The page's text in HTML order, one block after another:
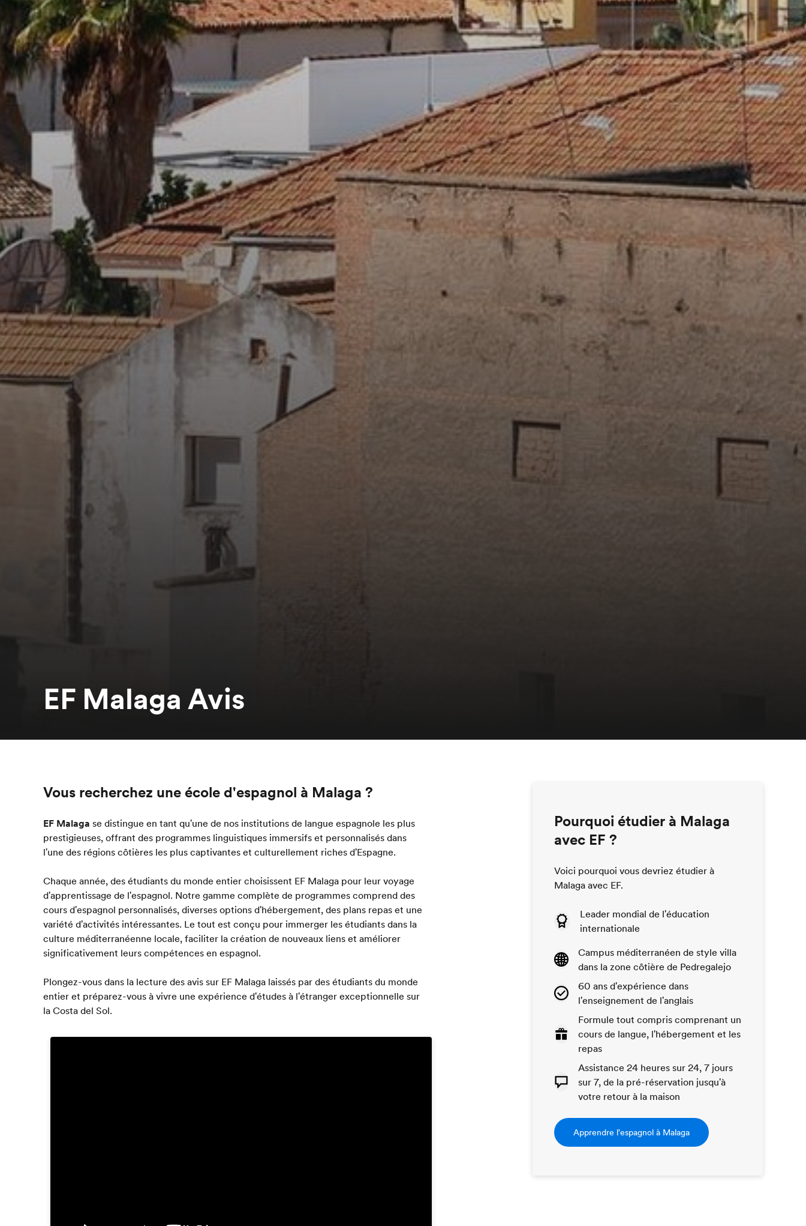
EF Malaga Avis
Vous recherchez une école d'espagnol à Malaga ?
EF Malaga se distingue en tant qu'une de nos institutions de langue espagnole les plus
prestigieuses, offrant des programmes linguistiques immersifs et personnalisés dans
l'une des régions côtières les plus captivantes et culturellement riches d'Espagne.
Chaque année, des étudiants du monde entier choisissent EF Malaga pour leur voyage
d'apprentissage de l'espagnol. Notre gamme complète de programmes comprend des
cours d'espagnol personnalisés, diverses options d'hébergement, des plans repas et une
variété d'activités intéressantes. Le tout est conçu pour immerger les étudiants dans la
culture méditerranéenne locale, faciliter la création de nouveaux liens et améliorer
significativement leurs compétences en espagnol.
Plongez-vous dans la lecture des avis sur EF Malaga laissés par des étudiants du monde
entier et préparez-vous à vivre une expérience d'études à l'étranger exceptionnelle sur
la Costa del Sol.
Pourquoi étudier à Malaga
avec EF ?
Voici pourquoi vous devriez étudier à
Malaga avec EF.
Leader mondial de l'éducation
internationale
Campus méditerranéen de style villa
dans la zone côtière de Pedregalejo
60 ans d'expérience dans
l'enseignement de l'anglais
Formule tout compris comprenant un
cours de langue, l'hébergement et les
repas
Assistance 24 heures sur 24, 7 jours
sur 7, de la pré-réservation jusqu'à
votre retour à la maison
Apprendre l'espagnol à Malaga